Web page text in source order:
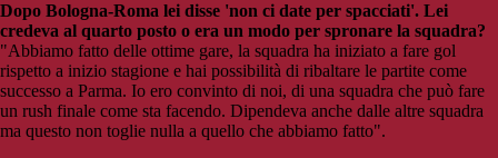
Dopo Bologna-Roma lei disse 'non ci date per spacciati'. Lei
credeva al quarto posto o era un modo per spronare la squadra?
"Abbiamo fatto delle ottime gare, la squadra ha iniziato a fare gol
rispetto a inizio stagione e hai possibilità di ribaltare le partite come
successo a Parma. Io ero convinto di noi, di una squadra che può fare
un rush finale come sta facendo. Dipendeva anche dalle altre squadra
ma questo non toglie nulla a quello che abbiamo fatto".